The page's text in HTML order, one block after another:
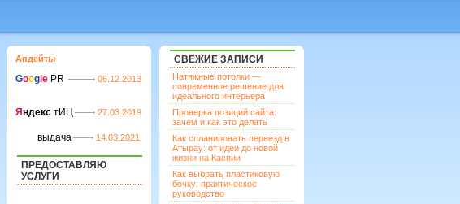
Апдейты
Goog le PR 06.12.2013
Я ндекс тИЦ 27.03.2019
выдача 14.03.2021
ПРЕДОСТАВЛЯЮ
УСЛУГИ
СВЕЖИЕ ЗАПИСИ
Натяжные потолки —
современное решение для
идеального интерьера
Проверка позиций сайта:
зачем и как это делать
Как спланировать переезд в
Атырау: от идеи до новой
жизни на Каспии
Как выбрать пластиковую
бочку: практическое
руководство